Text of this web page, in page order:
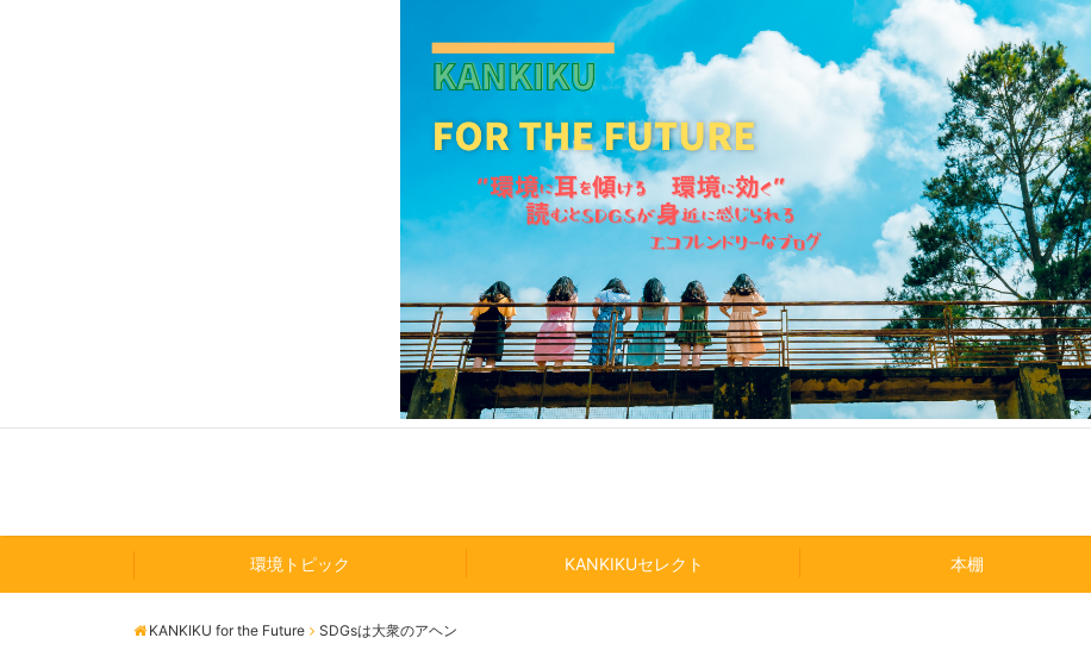
環境トピック KANKIKUセレクト 本棚
KANKIKU for the Future SDGsは大衆のアヘン